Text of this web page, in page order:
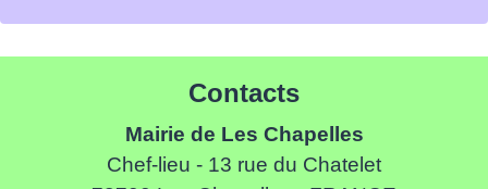
Contacts
Mairie de Les Chapelles
Chef-lieu - 13 rue du Chatelet